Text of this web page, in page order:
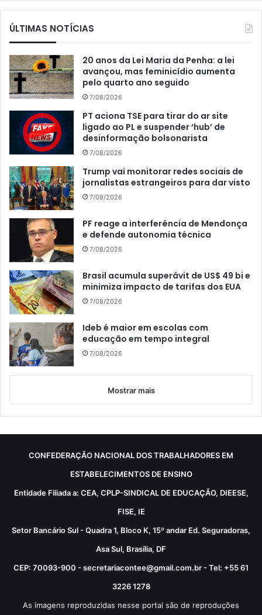
ÚLTIMAS NOTÍCIAS
20 anos da Lei Maria da Penha: a lei
avançou, mas feminicídio aumenta
pelo quarto ano seguido
7/08/2026
PT aciona TSE para tirar do ar site
ligado ao PL e suspender ‘hub’ de
desinformação bolsonarista
7/08/2026
Trump vai monitorar redes sociais de
jornalistas estrangeiros para dar visto
7/08/2026
PF reage a interferência de Mendonça
e defende autonomia técnica
7/08/2026
Brasil acumula superávit de US$ 49 bi e
minimiza impacto de tarifas dos EUA
7/08/2026
Ideb é maior em escolas com
educação em tempo integral
7/08/2026
Mostrar mais
CONFEDERAÇÃO NACIONAL DOS TRABALHADORES EM
ESTABELECIMENTOS DE ENSINO
Entidade Filiada a: CEA, CPLP-SINDICAL DE EDUCAÇÃO, DIEESE,
FISE, IE
Setor Bancário Sul - Quadra 1, Bloco K, 15º andar Ed. Seguradoras,
Asa Sul, Brasília, DF
CEP: 70093-900 - secretariacontee@gmail.com.br - Tel: +55 61
3226 1278
As imagens reproduzidas nesse portal são de reproduções